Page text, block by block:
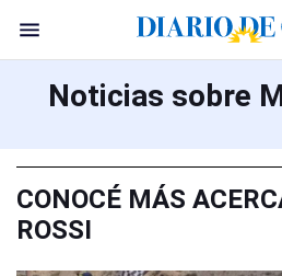
Noticias sobre
CONOCÉ MÁS
ROSSI